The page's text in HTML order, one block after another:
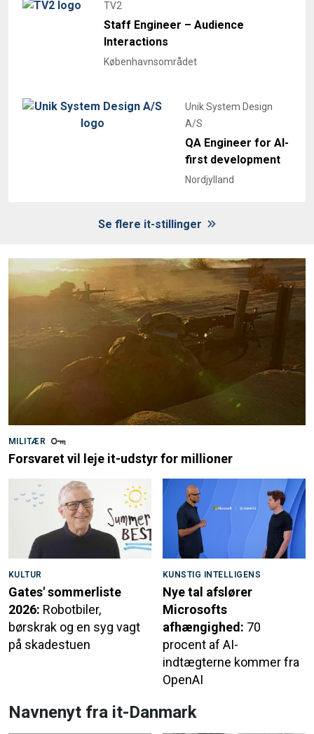
TV2
Staff Engineer – Audience
Interactions
Københavnsområdet
Unik System Design
A/S
QA Engineer for AI-
first development
Nordjylland
Se flere it-stillinger
MILITÆR
Forsvaret vil leje it-udstyr for millioner
KULTUR
Gates' sommerliste
2026: Robotbiler,
børskrak og en syg vagt
på skadestuen
KUNSTIG INTELLIGENS
Nye tal afslører
Microsofts
afhængighed: 70
procent af AI-
indtægterne kommer fra
OpenAI
Navnenyt fra it-Danmark